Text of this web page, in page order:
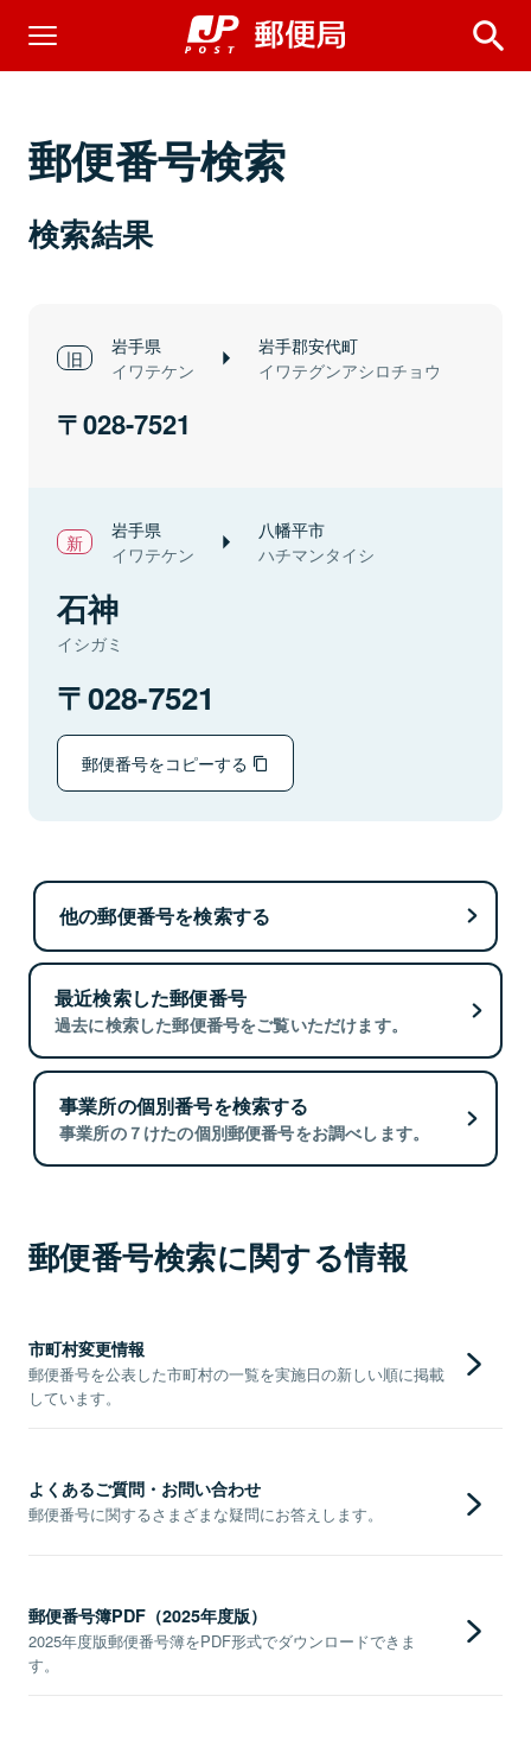
郵便番号検索
検索結果
岩手県
イワテケン
岩手郡安代町
イワテグンアシロチョウ
028-7521
岩手県
イワテケン
八幡平市
ハチマンタイシ
石神
イシガミ
028-7521
郵便番号をコピーする
他の郵便番号を検索する
最近検索した郵便番号
過去に検索した郵便番号をご覧いただけます。
事業所の個別番号を検索する
事業所の７けたの個別郵便番号をお調べします。
郵便番号検索に関する情報
市町村変更情報
郵便番号を公表した市町村の一覧を実施日の新しい順に掲載
しています。
よくあるご質問・お問い合わせ
郵便番号に関するさまざまな疑問にお答えします。
郵便番号簿PDF（2025年度版）
2025年度版郵便番号簿をPDF形式でダウンロードできま
す。